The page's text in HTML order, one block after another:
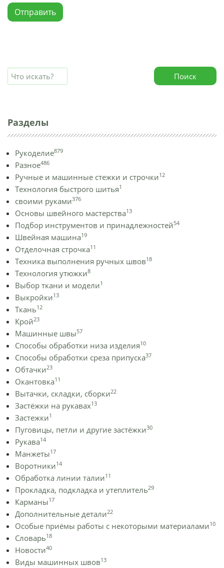
Отправить
Поиск
Разделы
Рукоделие879
Разное486
Ручные и машинные стежки и строчки12
Технология быстрого шитья1
своими руками376
Основы швейного мастерства13
Подбор инструментов и принадлежностей54
Швейная машина19
Отделочная строчка11
Техника выполнения ручных швов18
Технология утюжки8
Выбор ткани и модели1
Выкройки13
Ткань12
Крой23
Машинные швы57
Способы обработки низа изделия10
Способы обработки среза припуска37
Обтачки23
Окантовка11
Вытачки, складки, сборки22
Застёжки на рукавах13
Застежки1
Пуговицы, петли и другие застёжки30
Рукава14
Манжеты17
Воротники14
Обработка линии талии11
Прокладка, подкладка и утеплитель29
Карманы17
Дополнительные детали22
Особые приёмы работы с некоторыми материалами10
Словарь18
Новости40
Виды машинных швов13